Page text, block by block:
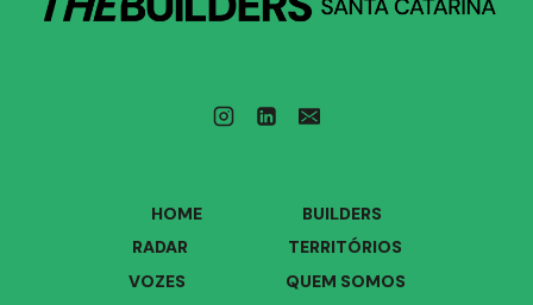
HOME
BUILDERS
RADAR
TERRITÓRIOS
VOZES
QUEM SOMOS